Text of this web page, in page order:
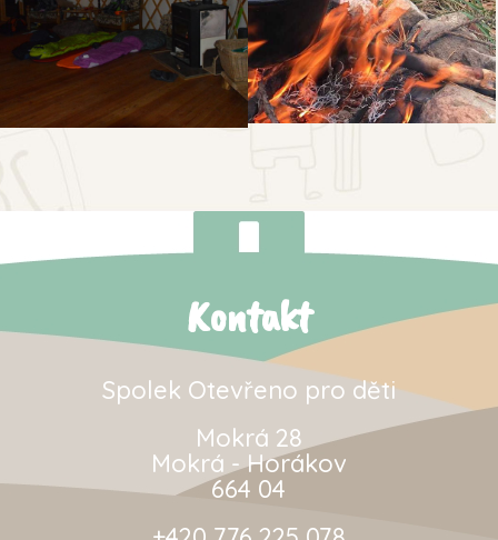
Kontakt
Spolek Otevřeno pro děti
Mokrá 28
Mokrá - Horákov
664 04